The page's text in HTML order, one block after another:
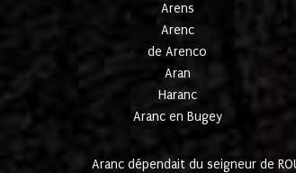
Arens
Arenc
de Arenco
Aran
Haranc
Aranc en Bugey
Aranc dépendait du seigneur de